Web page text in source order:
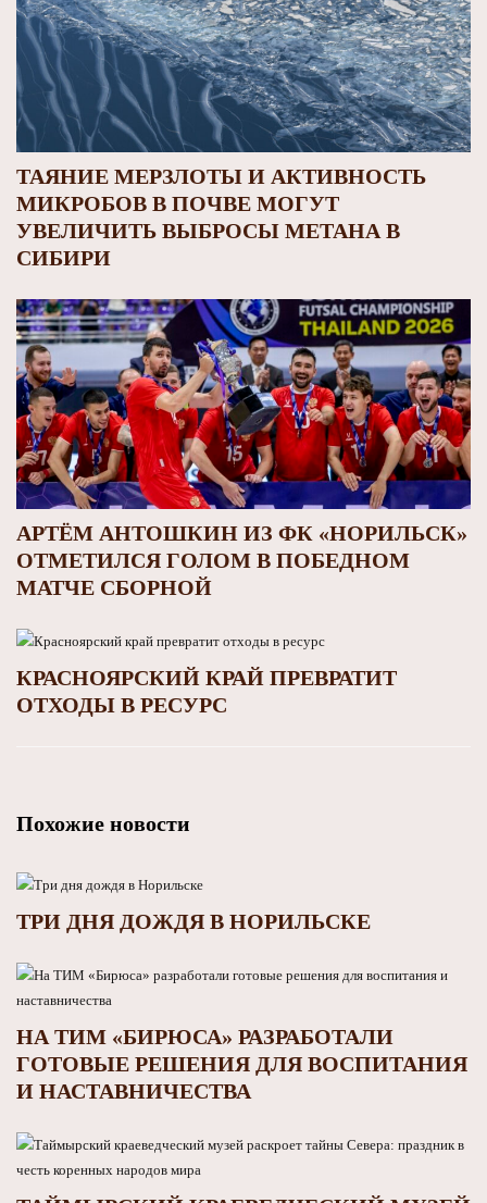
ТАЯНИЕ МЕРЗЛОТЫ И АКТИВНОСТЬ
МИКРОБОВ В ПОЧВЕ МОГУТ
УВЕЛИЧИТЬ ВЫБРОСЫ МЕТАНА В
СИБИРИ
АРТЁМ АНТОШКИН ИЗ ФК «НОРИЛЬСК»
ОТМЕТИЛСЯ ГОЛОМ В ПОБЕДНОМ
МАТЧЕ СБОРНОЙ
КРАСНОЯРСКИЙ КРАЙ ПРЕВРАТИТ
ОТХОДЫ В РЕСУРС
Похожие новости
ТРИ ДНЯ ДОЖДЯ В НОРИЛЬСКЕ
НА ТИМ «БИРЮСА» РАЗРАБОТАЛИ
ГОТОВЫЕ РЕШЕНИЯ ДЛЯ ВОСПИТАНИЯ
И НАСТАВНИЧЕСТВА